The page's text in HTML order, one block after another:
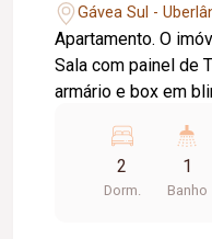
Gávea Sul -
Apartamento. O imóvel conta com: 02 quartos;
Sala com painel de
armário e box em
coberta; O condomínio conta com: Portaria 24
horas; Portões
de segurança;
2
Dorm.
1
Banho